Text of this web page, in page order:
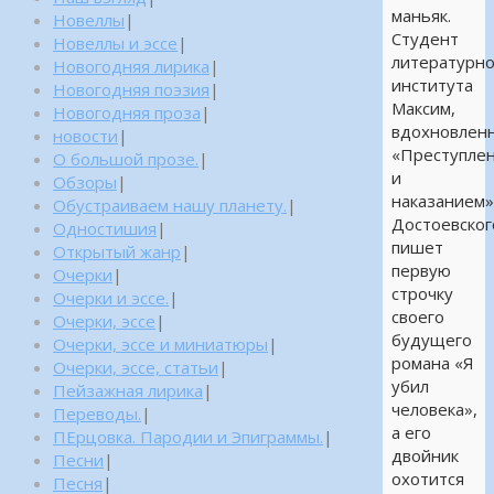
маньяк.
Студент
института
Максим,
и
наказанием»
пишет
первую
строчку
своего
будущего
романа «Я
убил
человека»,
а его
двойник
охотится
Новеллы |
Новеллы и эссе |
Новогодняя лирика |
Новогодняя поэзия |
Новогодняя проза |
новости |
О большой прозе. |
Обзоры |
Обустраиваем нашу планету. |
Одностишия |
Открытый жанр |
Очерки |
Очерки и эссе. |
Очерки, эссе |
Очерки, эссе и миниатюры |
Очерки, эссе, статьи |
Пейзажная лирика |
Переводы. |
ПЕрцовка. Пародии и Эпиграммы. |
Песни |
Песня |